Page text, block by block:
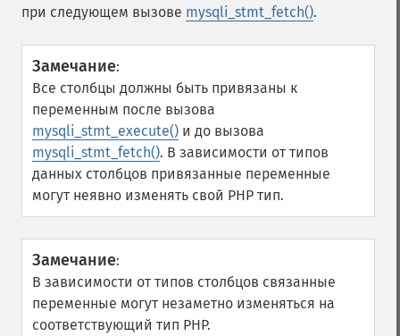
при следующем вызове mysqli_stmt_fetch().
Замечание:
Все столбцы должны быть привязаны к
переменным после вызова
mysqli_stmt_execute() и до вызова
mysqli_stmt_fetch(). В зависимости от типов
данных столбцов привязанные переменные
могут неявно изменять свой PHP тип.
Замечание:
В зависимости от типов столбцов связанные
переменные могут незаметно изменяться на
соответствующий тип PHP.